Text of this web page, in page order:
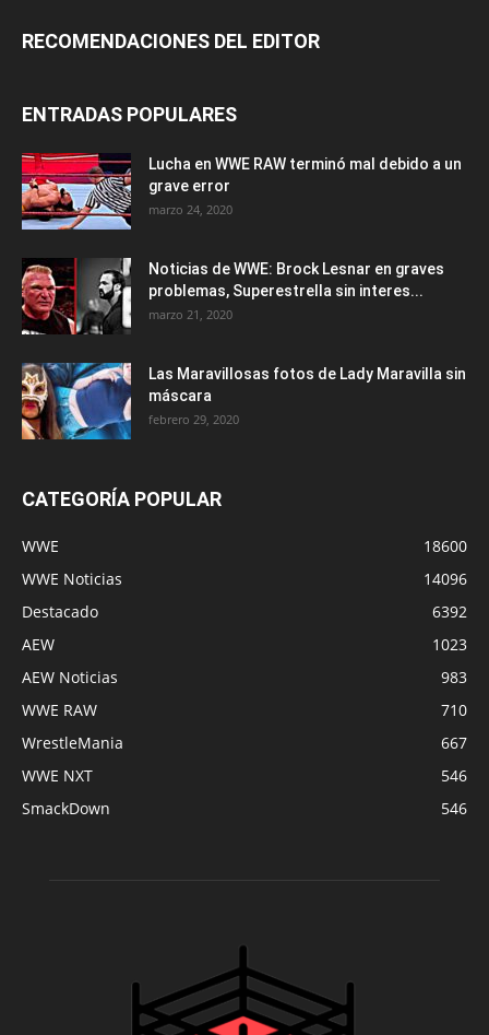
RECOMENDACIONES DEL EDITOR
ENTRADAS POPULARES
Lucha en WWE RAW terminó mal debido a un
grave error
marzo 24, 2020
Noticias de WWE: Brock Lesnar en graves
problemas, Superestrella sin interes...
marzo 21, 2020
Las Maravillosas fotos de Lady Maravilla sin
máscara
febrero 29, 2020
CATEGORÍA POPULAR
WWE
18600
WWE Noticias
14096
Destacado
6392
AEW
1023
AEW Noticias
983
WWE RAW
710
WrestleMania
667
WWE NXT
546
SmackDown
546